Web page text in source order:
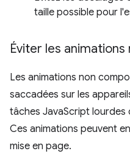
taille possible pour
Éviter les
Les animations non
saccadées sur les
tâches JavaScript
Ces animations peuvent
mise en page.